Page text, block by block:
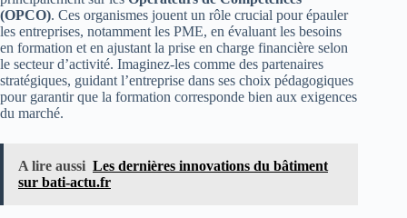
(OPCO). Ces organismes jouent un rôle crucial pour épauler
les entreprises, notamment les PME, en évaluant les besoins
en formation et en ajustant la prise en charge financière selon
le secteur d’activité. Imaginez-les comme des partenaires
stratégiques, guidant l’entreprise dans ses choix pédagogiques
pour garantir que la formation corresponde bien aux exigences
du marché.
A lire aussi Les dernières innovations du bâtiment
sur bati-actu.fr